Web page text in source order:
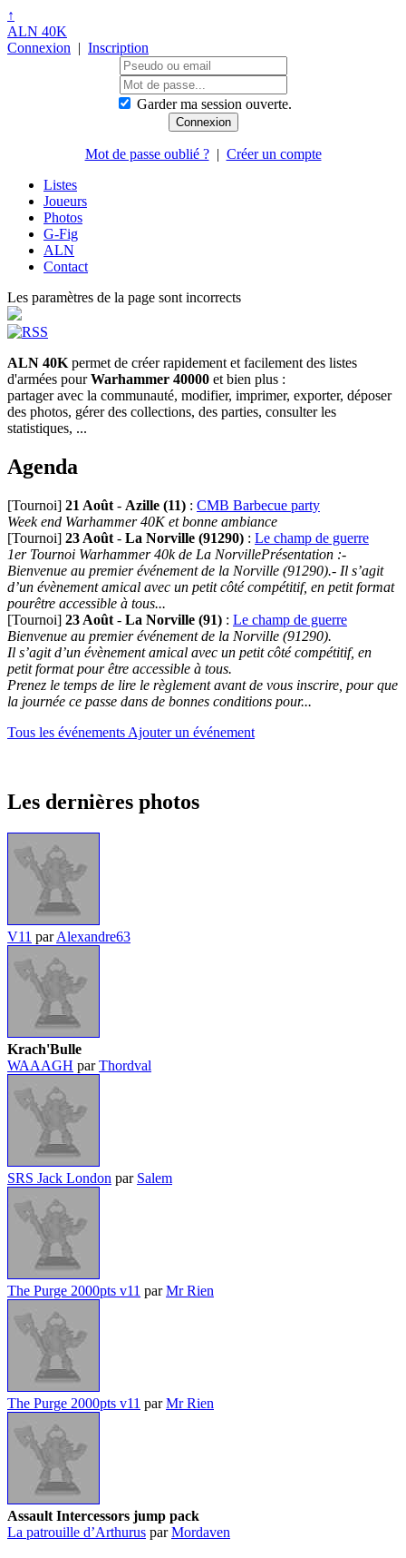
↑
ALN 40K
Connexion | Inscription
Garder ma session ouverte.
Mot de passe oublié ?| Créer un compte
Listes
Joueurs
Photos
G-Fig
ALN
Contact
Les paramètres de la page sont incorrects
ALN 40K permet de créer rapidement et facilement des listes
d'armées pourWarhammer 40000 et bien plus :
partager avec la communauté, modifier, imprimer, exporter, déposer
des photos, gérer des collections, des parties, consulter les
statistiques, ...
Agenda
[Tournoi] 21 Août - Azille (11) : CMB Barbecue party
Week end Warhammer 40K et bonne ambiance
[Tournoi] 23 Août - La Norville (91290) : Le champ de guerre
1er Tournoi Warhammer 40k de La NorvillePrésentation :-
Bienvenue au premier événement de la Norville (91290).- Il s’agit
d’un évènement amical avec un petit côté compétitif, en petit format
pourêtre accessible à tous...
[Tournoi] 23 Août - La Norville (91) : Le champ de guerre
Bienvenue au premier événement de la Norville (91290).
Il s’agit d’un évènement amical avec un petit côté compétitif, en
petit format pour être accessible à tous.
Prenez le temps de lire le règlement avant de vous inscrire, pour que
la journée ce passe dans de bonnes conditions pour...
Tous les événements Ajouter un événement
Les dernières photos
V11 parAlexandre63
Krach'Bulle
WAAAGH parThordval
SRS Jack London par Salem
The Purge 2000pts v11 parMr Rien
The Purge 2000pts v11 parMr Rien
Assault Intercessors jump pack
La patrouille d’Arthurus parMordaven